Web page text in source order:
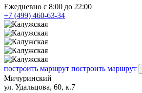
Ежедневно с 8:00 до 22:00
+7 (499) 460-63-34
построить маршрут построить маршрут
Мичуринский
ул. Удальцова, 60, к.7